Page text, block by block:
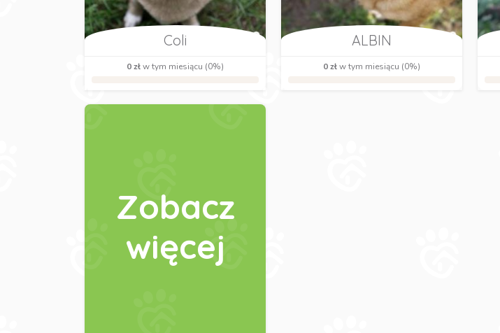
Coli
0 złw tym miesiącu (0%)
ALBIN
0 złw tym miesiącu (0%)
Zobacz
więcej